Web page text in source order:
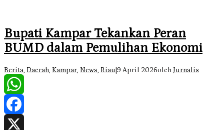
Bupati Kampar Tekankan Peran
BUMD dalam Pemulihan Ekonomi
Berita, Daerah, Kampar, News, Riau 9 April 2026oleh Jurnalis
WhatsApp
Facebook